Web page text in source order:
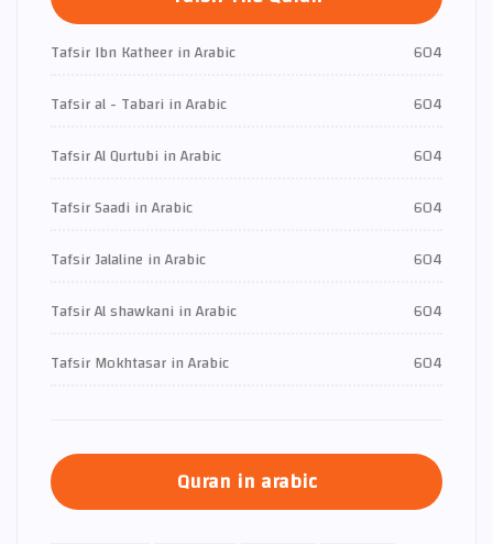
Tafsir Ibn Katheer in Arabic
604
Tafsir al - Tabari in Arabic
604
Tafsir Al Qurtubi in Arabic
604
Tafsir Saadi in Arabic
604
Tafsir Jalaline in Arabic
604
Tafsir Al shawkani in Arabic
604
Tafsir Mokhtasar in Arabic
604
Quran in arabic